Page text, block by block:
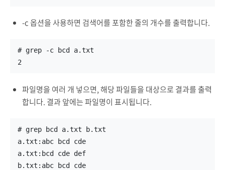
-c 옵션을 사용하면 검색어를 포함한 줄의 개수를 출력합니다.
# grep -c bcd a.txt
2
파일명을 여러 개 넣으면, 해당 파일들을 대상으로 결과를 출력
합니다. 결과 앞에는 파일명이 표시됩니다.
# grep bcd a.txt b.txt
a.txt:abc bcd cde
a.txt:bcd cde def
b.txt:abc bcd cde